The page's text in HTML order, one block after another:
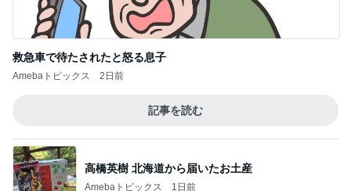
救急車で待たされたと怒る息子
Amebaトピックス 2日前
記事を読む
高橋英樹 北海道から届いたお土産
Amebaトピックス 1日前